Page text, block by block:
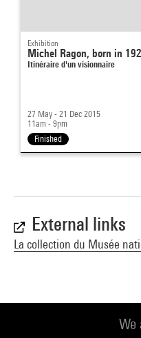
Exhibition
Michel Ragon, born in
Itinéraire d'un visionnaire
27 May - 21 Dec 2015
11am - 9pm
Finished
External links
La collection du Musée
We